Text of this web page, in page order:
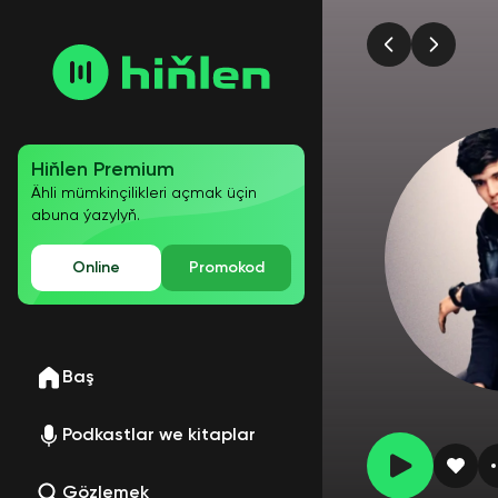
Hiňlen Premium
Ähli mümkinçilikleri açmak üçin
abuna ýazylyň.
Online Promokod
Baş
Podkastlar we kitaplar
Gözlemek